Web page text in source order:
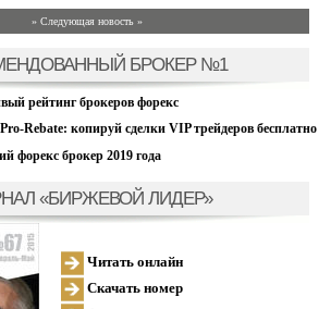
» Следующая новость »
БРОКЕР №1
рейтинг брокеров форекс
Rebate: копируй сделки VIP трейдеров бесплатно
форекс брокер 2019 года
«БИРЖЕВОЙ ЛИДЕР»
Читать онлайн
Скачать номер